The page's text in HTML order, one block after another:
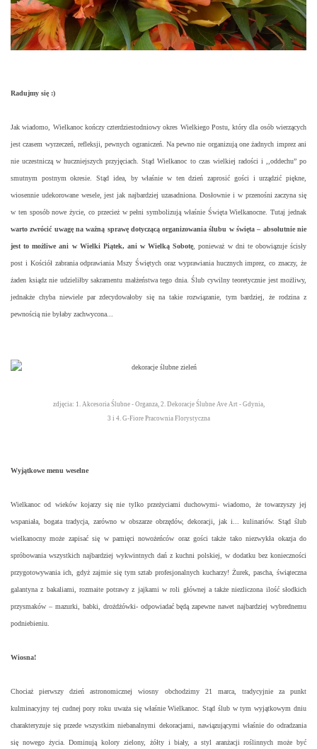
Radujmy się :)
Jak wiadomo, Wielkanoc kończy czterdziestodniowy okres Wielkiego Postu, który dla osób wierzących
jest czasem wyrzeczeń, refleksji, pewnych ograniczeń. Na pewno nie organizują one żadnych imprez ani
nie uczestniczą w huczniejszych przyjęciach. Stąd Wielkanoc to czas wielkiej radości i ,,oddechu” po
smutnym postnym okresie. Stąd idea, by właśnie w ten dzień zaprosić gości i urządzić piękne,
wiosennie udekorowane wesele, jest jak najbardziej uzasadniona. Dosłownie i w przenośni zaczyna się
w ten sposób nowe życie, co przecież w pełni symbolizują właśnie Święta Wielkanocne. Tutaj jednak
warto zwrócić uwagę na ważną sprawę dotyczącą organizowania ślubu w święta – absolutnie nie
jest to możliwe ani w Wielki Piątek, ani w Wielką Sobotę , ponieważ w dni te obowiązuje ścisły
post i Kościół zabrania odprawiania Mszy Świętych oraz wyprawiania hucznych imprez, co znaczy, że
żaden ksiądz nie udzieliłby sakramentu małżeństwa tego dnia. Ślub cywilny teoretycznie jest możliwy,
jednakże chyba niewiele par zdecydowałoby się na takie rozwiązanie, tym bardziej, że rodzina z
pewnością nie byłaby zachwycona...
zdjęcia: 1. Akcesoria Ślubne - Organza, 2. Dekoracje Ślubne Ave Art - Gdynia,
3 i 4. G-Fiore Pracownia Florystyczna
Wyjątkowe menu weselne
Wielkanoc od wieków kojarzy się nie tylko przeżyciami duchowymi- wiadomo, że towarzyszy jej
wspaniała, bogata tradycja, zarówno w obszarze obrzędów, dekoracji, jak i... kulinariów. Stąd ślub
wielkanocny może zapisać się w pamięci nowożeńców oraz gości także tako niezwykła okazja do
spróbowania wszystkich najbardziej wykwintnych dań z kuchni polskiej, w dodatku bez konieczności
przygotowywania ich, gdyż zajmie się tym sztab profesjonalnych kucharzy! Żurek, pascha, świąteczna
galantyna z bakaliami, rozmaite potrawy z jajkami w roli głównej a także niezliczona ilość słodkich
przysmaków – mazurki, babki, drożdżówki- odpowiadać będą zapewne nawet najbardziej wybrednemu
podniebieniu.
Wiosna!
Chociaż pierwszy dzień astronomicznej wiosny obchodzimy 21 marca, tradycyjnie za punkt
kulminacyjny tej cudnej pory roku uważa się właśnie Wielkanoc. Stąd ślub w tym wyjątkowym dniu
charakteryzuje się przede wszystkim niebanalnymi dekoracjami, nawiązującymi właśnie do odradzania
się nowego życia. Dominują kolory zielony, żółty i biały, a styl aranżacji roślinnych może być